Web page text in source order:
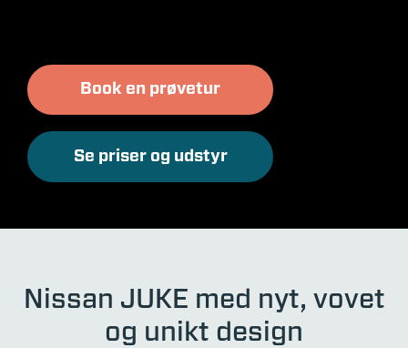
Book en prøvetur
Se priser og udstyr
Nissan JUKE med nyt, vovet
og unikt design